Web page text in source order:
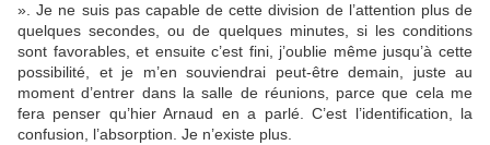
». Je ne suis pas capable de cette division de l’attention plus de
quelques secondes, ou de quelques minutes, si les conditions
sont favorables, et ensuite c’est fini, j’oublie même jusqu’à cette
possibilité, et je m’en souviendrai peut-être demain, juste au
moment d’entrer dans la salle de réunions, parce que cela me
fera penser qu’hier Arnaud en a parlé. C’est l’identification, la
confusion, l’absorption. Je n’existe plus.